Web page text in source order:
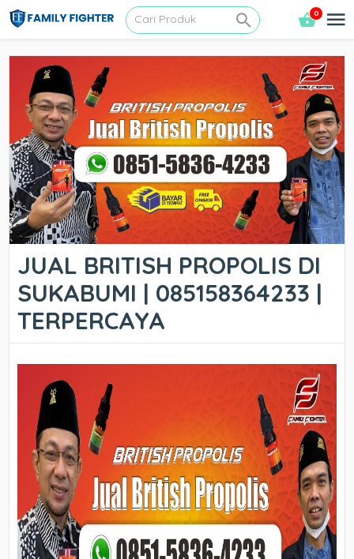
0
JUAL BRITISH PROPOLIS DI
SUKABUMI | 085158364233 |
TERPERCAYA